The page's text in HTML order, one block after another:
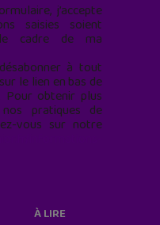
j’accepte
saisies soient
cadre de ma
à tout
le lien en bas de
Pour obtenir plus
pratiques de
vous sur notre
À LIRE